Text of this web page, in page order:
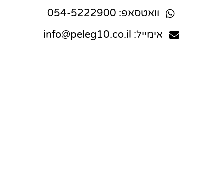
וואטסאפ: 054-5222900
אימייל: info@peleg10.co.il